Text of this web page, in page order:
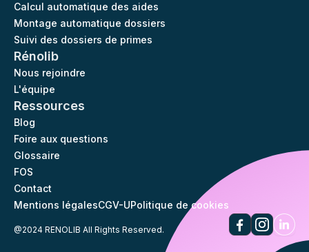
Calcul automatique des aides
Montage automatique dossiers
Suivi des dossiers de primes
Rénolib
Nous rejoindre
L'équipe
Ressources
Blog
Foire aux questions
Glossaire
FOS
Contact
Mentions légalesCGV-UPolitique de cookies
@2024 RENOLIB All Rights Reserved.